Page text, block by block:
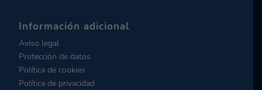
Información adicional
Aviso legal
Protección de datos
Política de cookies
Política de privacidad